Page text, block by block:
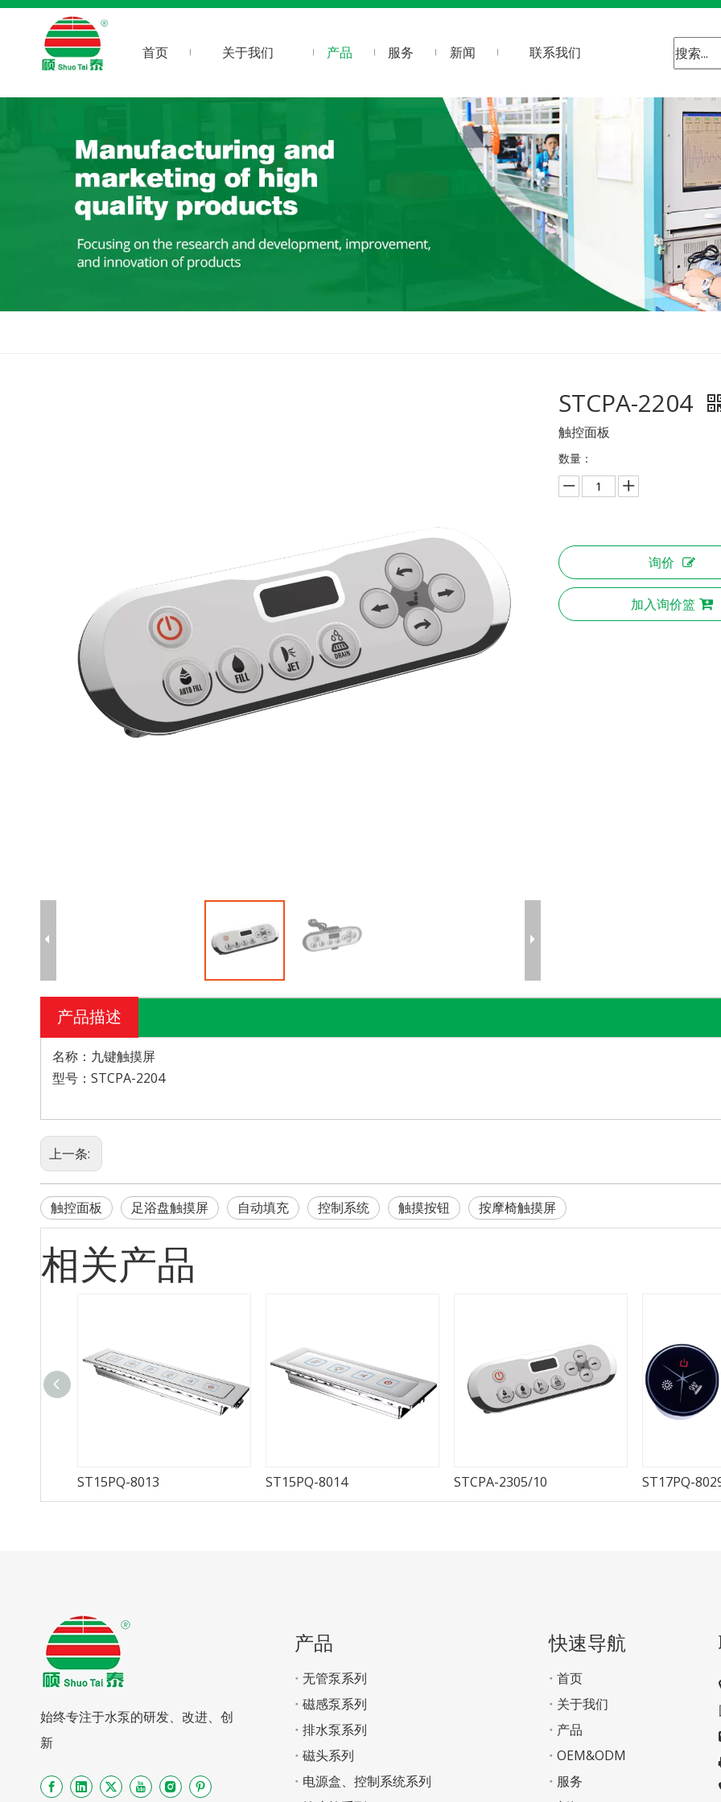
首页 关于我们 产品 服务 新闻 联系我们
STCPA-2204
触控面板
数量：
询价
加入询价篮
产品描述
名称：九键触摸屏
型号：STCPA-2204
上一条:
触控面板 足浴盘触摸屏 自动填充 控制系统 触摸按钮 按摩椅触摸屏
相关产品
ST15PQ-8013 ST15PQ-8014 STCPA-2305/10 ST17PQ-
始终专注于水泵的研发、改进、创
新
产品
无管泵系列
磁感泵系列
排水泵系列
磁头系列
电源盒、控制系统系列
快速导航
首页
关于我们
产品
OEM&ODM
服务